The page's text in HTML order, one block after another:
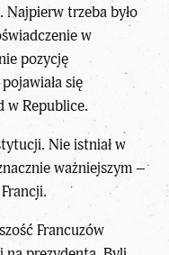
Najpierw trzeba było
w
pozycję
się
w Republice.
Nie istniał w
ważniejszym –
Francuzów